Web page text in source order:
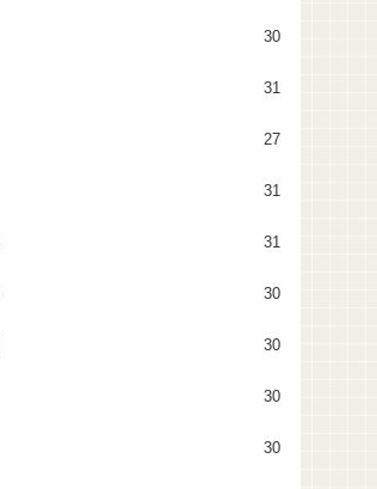
30
31
27
31
31
30
30
30
30